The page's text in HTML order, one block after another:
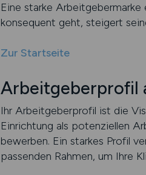
Eine starke
konsequent geht, steigert
Zur Startseite
Arbeitgeberprofil
Ihr Arbeitgeberprofil ist die
Einrichtung als potenziellen
bewerben. Ein starkes Profil
passenden Rahmen, um Ihre